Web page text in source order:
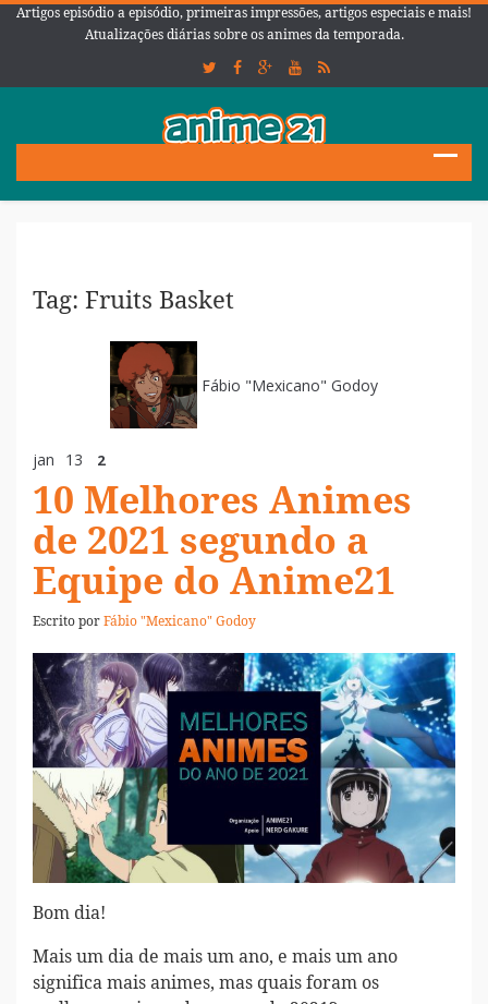
Artigos episódio a episódio, primeiras impressões, artigos especiais e mais!
Atualizações diárias sobre os animes da temporada.
Tag: Fruits Basket
Fábio "Mexicano" Godoy
jan 13 2
10 Melhores Animes
de 2021 segundo a
Equipe do Anime21
Escrito porFábio "Mexicano" Godoy
Bom dia!
Mais um dia de mais um ano, e mais um ano
significa mais animes, mas quais foram os